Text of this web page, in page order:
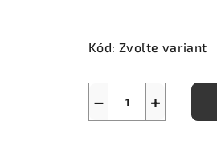
cena:
Kód: Zvoľte variant
+
−